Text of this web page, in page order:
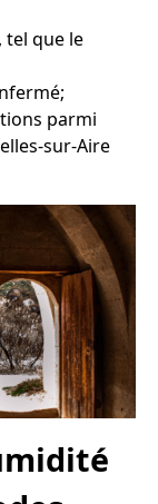
que le
parmi
sur-Aire